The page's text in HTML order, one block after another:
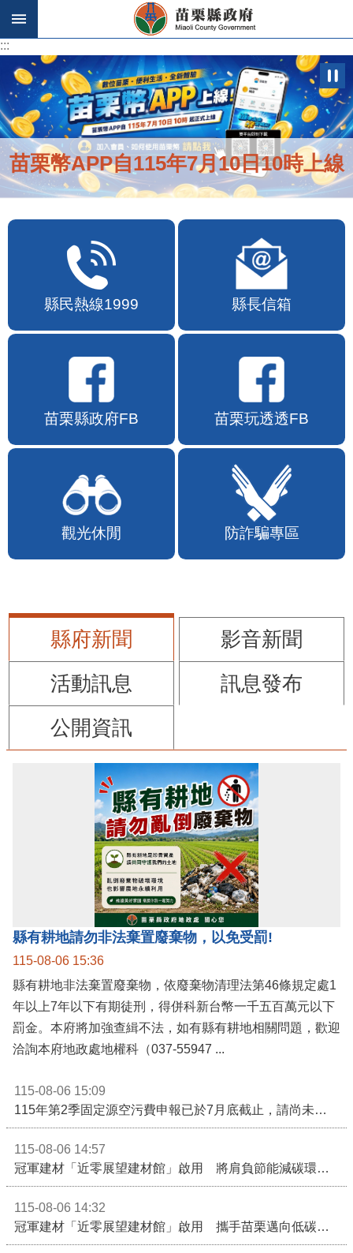
跳到主要內容區塊
:::
苗栗幣APP自115年7月10日10時上線
縣民熱線1999 縣長信箱
苗栗縣政府FB 苗栗玩透透FB
觀光休閒 防詐騙專區
縣府新聞
影音新聞
活動訊息
訊息發布
公開資訊
縣有耕地請勿非法棄置廢棄物，以免受罰!
115-08-06 15:36
縣有耕地非法棄置廢棄物，依廢棄物清理法第46條規定處1
年以上7年以下有期徒刑，得併科新台幣一千五百萬元以下
罰金。本府將加強查緝不法，如有縣有耕地相關問題，歡迎
洽詢本府地政處地權科（037-55947 ...
115-08-06 15:09
115年第2季固定源空污費申報已於7月底截止，請尚未申報公私場所儘速完成申繳，以免面臨滯納金及罰鍰!
115-08-06 14:57
冠軍建材「近零展望建材館」啟用 將肩負節能減碳環境教育重任
115-08-06 14:32
冠軍建材「近零展望建材館」啟用 攜手苗栗邁向低碳建築新未來